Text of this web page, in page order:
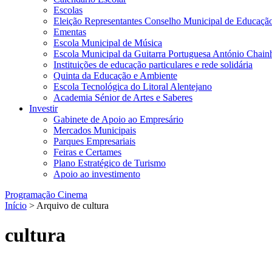
Escolas
Eleição Representantes Conselho Municipal de
Ementas
Escola Municipal de Música
Escola Municipal da Guitarra Portuguesa António
Instituições de educação particulares e rede solidária
Quinta da Educação e Ambiente
Escola Tecnológica do Litoral Alentejano
Academia Sénior de Artes e Saberes
Investir
Gabinete de Apoio ao Empresário
Mercados Municipais
Parques Empresariais
Feiras e Certames
Plano Estratégico de Turismo
Apoio ao investimento
Programação Cinema
Início > Arquivo de cultura
cultura